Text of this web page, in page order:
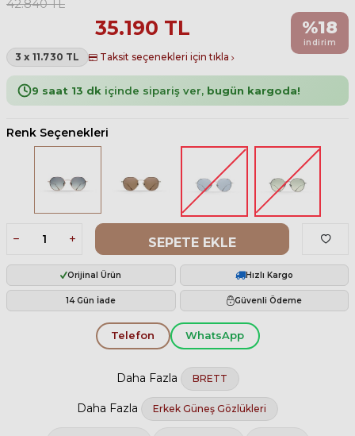
42.840TL
35.190 TL
3 x 11.730 TL Taksit seçenekleri için tıkla
%18
indirim
9 saat 13 dk içinde sipariş ver, bugün kargoda!
Renk Seçenekleri
SEPETE EKLE
Orijinal Ürün Hızlı Kargo
14 Gün İade Güvenli Ödeme
Telefon WhatsApp
Daha Fazla BRETT
Daha Fazla Erkek Güneş Gözlükleri